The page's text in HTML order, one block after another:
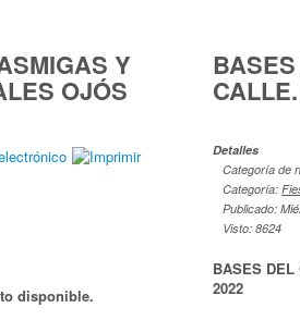
Y
OJÓS
Detalles
Categoría de
Categoría:
Publicado:
Visto: 8624
BASES DEL
2022